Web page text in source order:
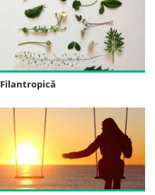
Filantropică